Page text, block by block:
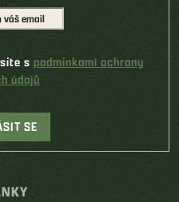
s podmínkami ochrany
údajů
SE